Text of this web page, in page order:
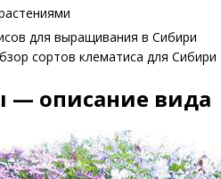
для выращивания в Сибири
сортов клематиса для Сибири
— описание вида